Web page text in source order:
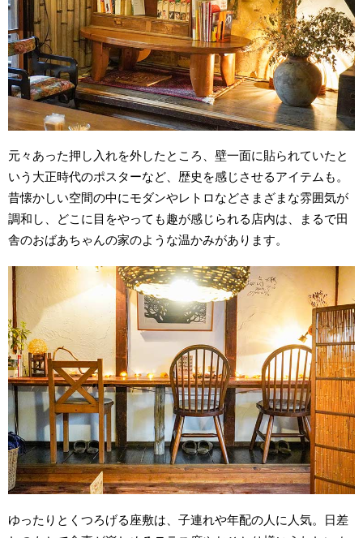
元々あった押し入れを外したところ、壁一面に貼られていたと
いう大正時代のポスターなど、歴史を感じさせるアイテムも。
昔懐かしい空間の中にモダンやレトロなどさまざまな雰囲気が
調和し、どこに目をやっても趣が感じられる店内は、まるで田
舎のおばあちゃんの家のような温かみがあります。
ゆったりとくつろげる座敷は、子連れや年配の人に人気。日差